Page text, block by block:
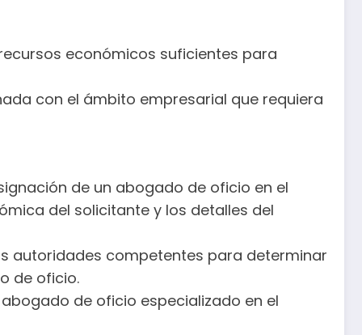
económicos suficientes para
con el ámbito empresarial que requiera
de un abogado de oficio en el
del solicitante y los detalles del
autoridades competentes para determinar
de oficio.
de oficio especializado en el